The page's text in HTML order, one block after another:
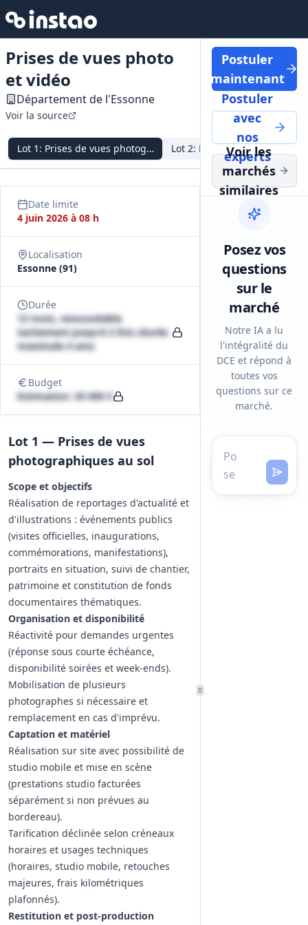
Prises de vues photo
et vidéo
Département de l'Essonne
Voir la source
Lot 1 : Prises de vues photographiques au sol
Lot 2: Photographie et vidéo
Date limite
4 juin 2026 à 08 h
Localisation
Essonne (91)
Durée
12 mois, renouvelable
tacitement jusqu'à 3 fois (durée
maximale 4 ans)
Budget
Estimation: 35 000 €
Lot 1 — Prises de vues
photographiques au sol
Scope et objectifs
Réalisation de reportages d'actualité et
d'illustrations : événements publics
(visites officielles, inaugurations,
commémorations, manifestations),
portraits en situation, suivi de chantier,
patrimoine et constitution de fonds
documentaires thématiques.
Organisation et disponibilité
Réactivité pour demandes urgentes
(réponse sous courte échéance,
disponibilité soirées et week‑ends).
Mobilisation de plusieurs
photographes si nécessaire et
remplacement en cas d'imprévu.
Captation et matériel
Réalisation sur site avec possibilité de
studio mobile et mise en scène
(prestations studio facturées
séparément si non prévues au
bordereau).
Tarification déclinée selon créneaux
horaires et usages techniques
(horaires, studio mobile, retouches
majeures, frais kilométriques
plafonnés).
Restitution et post‑production
Postuler
maintenant
Postuler
avec
nos
experts
Voir les
marchés
similaires
Posez vos
questions
sur le
marché
Notre IA a lu
l'intégralité du
DCE et répond à
toutes vos
questions sur ce
marché.